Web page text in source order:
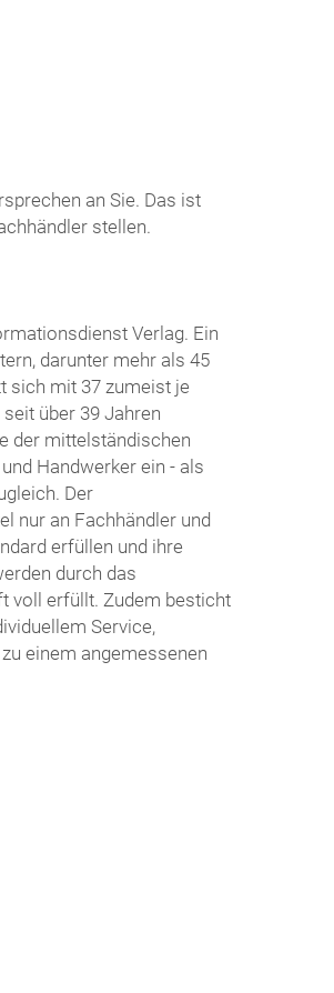
an Sie. Das ist
stellen.
Verlag. Ein
darunter mehr als 45
sich mit 37 zumeist je
über 39 Jahren
der mittelständischen
Handwerker ein - als
Der
nur an Fachhändler und
erfüllen und ihre
durch das
voll erfüllt. Zudem besticht
Service,
einem angemessenen